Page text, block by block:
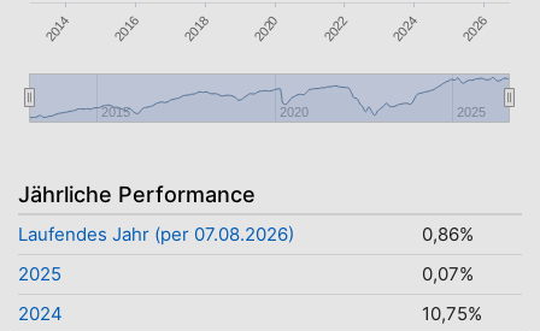
2014 2016 2018 2020 2022 2024 2026
2015 2020 2025
Jährliche Performance
Laufendes Jahr (per 07.08.2026)
0,86%
2025
0,07%
2024
10,75%